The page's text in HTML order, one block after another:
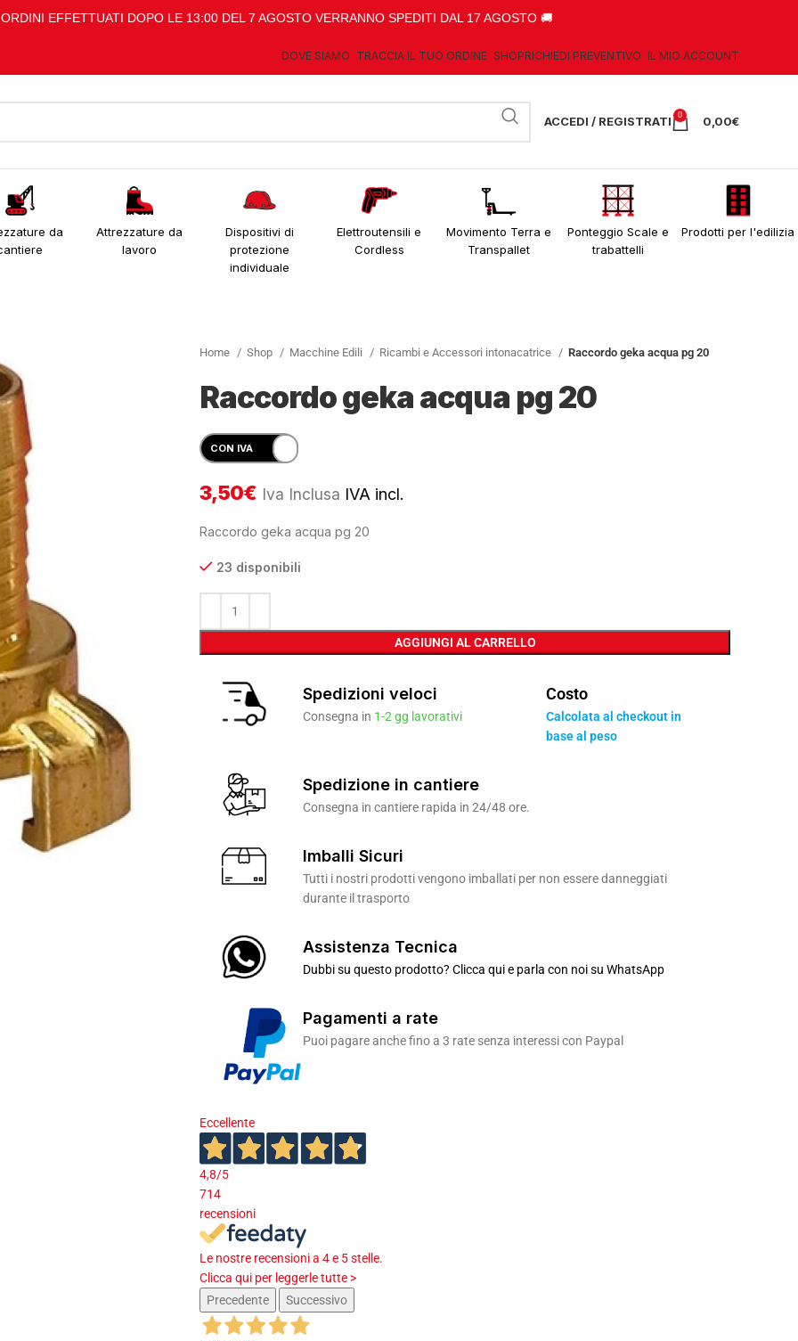
EFFETTUATI DOPO LE 13:00 DEL 7 AGOSTO VERRANNO SPEDITI DAL 17 AGOSTO 🚚
DOVE SIAMO TRACCIA IL TUO ORDINE SHOPRICHIEDI PREVENTIVO IL MIO ACCOUNT
ACCEDI / REGISTRATI 0 0,00€
da
Attrezzature da
lavoro
Dispositivi di
protezione
individuale
Elettroutensili e
Cordless
Movimento Terra e
Transpallet
Ponteggio Scale e
trabattelli
Prodotti per l'edilizia
Home Shop Macchine Edili Ricambi e Accessori intonacatrice Raccordo geka acqua pg 20
Raccordo geka acqua pg 20
3,50€ Iva Inclusa IVA incl.
Raccordo geka acqua pg 20
23 disponibili
AGGIUNGI AL CARRELLO
Spedizioni veloci
Consegna in 1-2 gg lavorativi
Costo
Calcolata al checkout in
base al peso
Spedizione in cantiere
Consegna in cantiere rapida in 24/48 ore.
Imballi Sicuri
Tutti i nostri prodotti vengono imballati per non essere danneggiati
durante il trasporto
Assistenza Tecnica
Dubbi su questo prodotto? Clicca qui e parla con noi su WhatsApp
Pagamenti a rate
Puoi pagare anche fino a 3 rate senza interessi con Paypal
Eccellente
4,8/5
714
recensioni
Le nostre recensioni a 4 e 5 stelle.
Clicca qui per leggerle tutte >
Precedente
Successivo